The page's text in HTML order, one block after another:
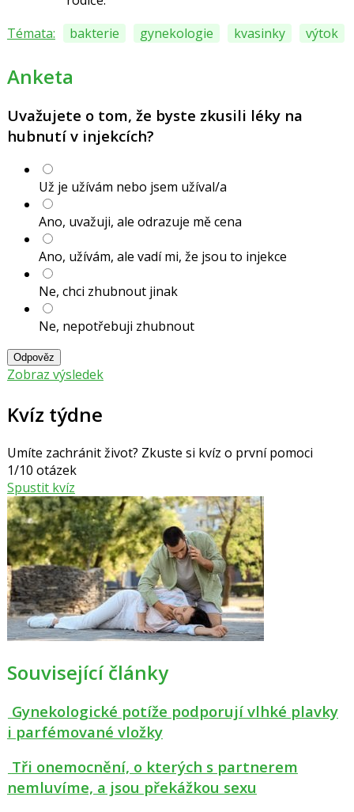
Témata:
bakterie gynekologie kvasinky výtok
Anketa
Uvažujete o tom, že byste zkusili léky na
hubnutí v injekcích?
Už je užívám nebo jsem užíval/a
Ano, uvažuji, ale odrazuje mě cena
Ano, užívám, ale vadí mi, že jsou to injekce
Ne, chci zhubnout jinak
Ne, nepotřebuji zhubnout
Odpověz
Zobraz výsledek
Kvíz týdne
Umíte zachránit život? Zkuste si kvíz o první pomoci
1/10 otázek
Spustit kvíz
Související články
Gynekologické potíže podporují vlhké plavky
i parfémované vlož­ky
Tři onemocnění, o kterých s partnerem
nemluvíme, a jsou překážkou sexu